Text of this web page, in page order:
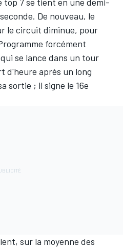
De nouveau, le
le circuit diminue, pour
forcément
se lance dans un tour
d'heure après un long
sortie ; il signe le 16e
sur la moyenne des